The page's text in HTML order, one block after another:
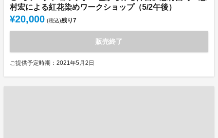
村宏による紅花染めワークショップ（5/2午後）
¥20,000 (税込)残り7
販売終了
ご提供予定時期：2021年5月2日